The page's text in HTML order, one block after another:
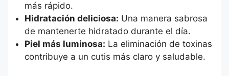
más rápido.
Hidratación deliciosa: Una manera sabrosa
de mantenerte hidratado durante el día.
Piel más luminosa: La eliminación de toxinas
contribuye a un cutis más claro y saludable.